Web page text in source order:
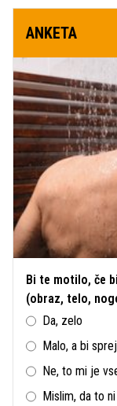
ANKETA
Bi te motilo, če
(obraz, telo,
Da, zelo
Malo, a bi
Ne, to mi je
Mislim, da to